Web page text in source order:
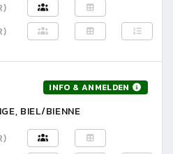
INFO & ANMELDEN
BIEL/BIENNE